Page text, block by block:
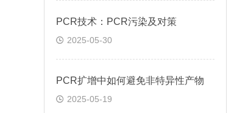
PCR技术：PCR污染及对策
2025-05-30
PCR扩增中如何避免非特异性产物
2025-05-19